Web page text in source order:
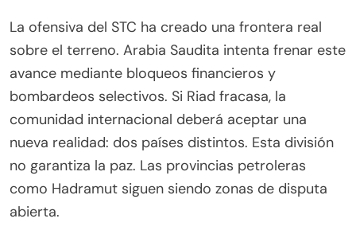
La ofensiva del STC ha creado una frontera real
sobre el terreno. Arabia Saudita intenta frenar este
avance mediante bloqueos financieros y
bombardeos selectivos. Si Riad fracasa, la
comunidad internacional deberá aceptar una
nueva realidad: dos países distintos. Esta división
no garantiza la paz. Las provincias petroleras
como Hadramut siguen siendo zonas de disputa
abierta.